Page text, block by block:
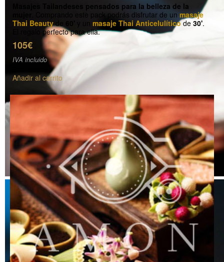
Masajes Tailandeses pensados para la belleza de la
. Comprando este pack podrás disfrutar de unmasaje
Thai Beautyde masaje Thai Anticelulíticode 30'.
El regalo perfecto para ella.
105€
IVA incluido
Añadir al carrito